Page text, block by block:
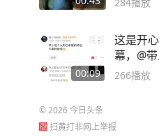
00:09
这是开
幕，@
是念念
266播放
©2026今日头条
扫黄打非网上举报